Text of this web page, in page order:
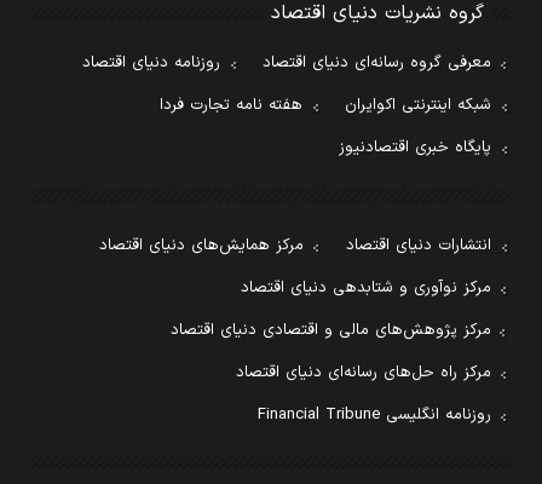
گروه نشریات دنیای اقتصاد
معرفی گروه رسانه‌ای دنیای اقتصاد
روزنامه دنیای اقتصاد
شبکه اینترنتی اکوایران
هفته نامه تجارت فردا
پایگاه خبری اقتصادنیوز
انتشارات دنیای اقتصاد
مرکز همایش‌های دنیای اقتصاد
مرکز نوآوری و شتابدهی دنیای اقتصاد
مرکز پژوهش‌های مالی و اقتصادی دنیای اقتصاد
مرکز راه حل‌های رسانه‌ای دنیای اقتصاد
روزنامه انگلیسی Financial Tribune